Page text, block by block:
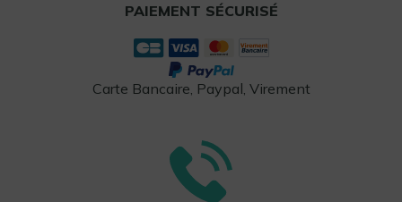
PAIEMENT SÉCURISÉ
Carte Bancaire, Paypal, Virement